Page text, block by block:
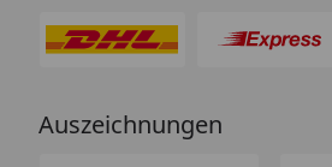
Auszeichnungen